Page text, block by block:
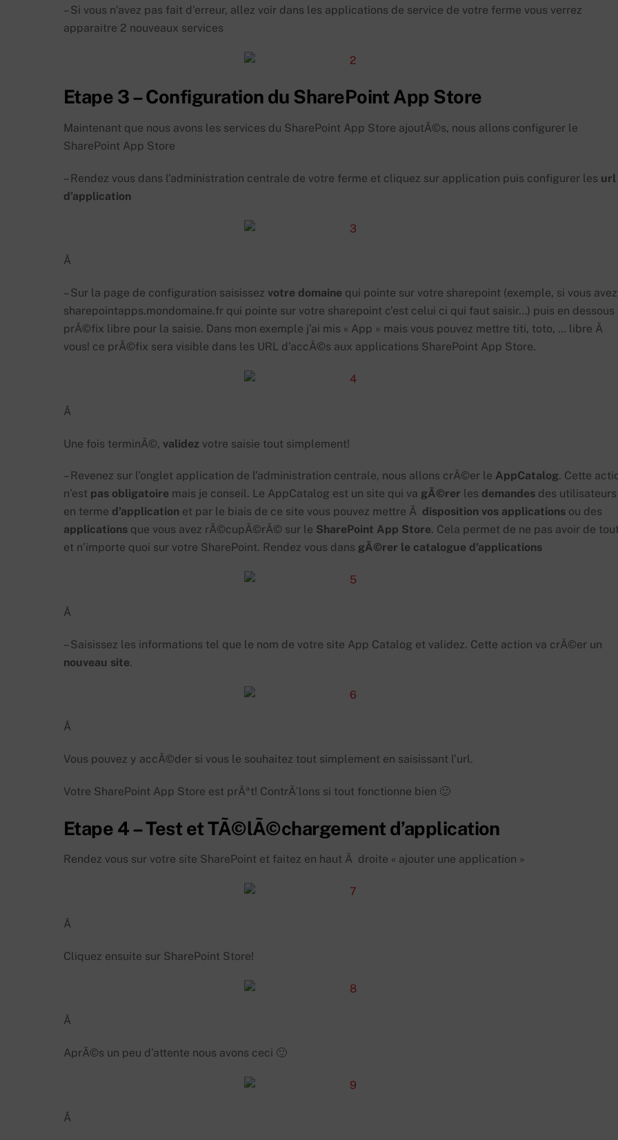
– Si vous n’avez pas fait d’erreur, allez voir dans les applications de service de votre ferme vous verrez
apparaitre 2 nouveaux services
Etape 3 – Configuration du SharePoint App Store
Maintenant que nous avons les services du SharePoint App Store ajoutÃ©s, nous allons configurer le
SharePoint App Store
– Rendez vous dans l’administration centrale de votre ferme et cliquez sur application puis configurer les url
d’application
Â
– Sur la page de configuration saisissez votre domaine qui pointe sur votre sharepoint (exemple, si vous avez
sharepointapps.mondomaine.fr qui pointe sur votre sharepoint c’est celui ci qui faut saisir…) puis en dessous
prÃ©fix libre pour la saisie. Dans mon exemple j’ai mis « App » mais vous pouvez mettre titi, toto, … libre Ã
vous! ce prÃ©fix sera visible dans les URL d’accÃ©s aux applications SharePoint App Store.
Â
Une fois terminÃ©, validez votre saisie tout simplement!
– Revenez sur l’onglet application de l’administration centrale, nous allons crÃ©er le AppCatalog. Cette
n’est pas obligatoire mais je conseil. Le AppCatalog est un site qui va gÃ©rer les demandes des utilisateurs
en terme d’application et par le biais de ce site vous pouvez mettre Ã disposition vos applications ou des
applications que vous avez rÃ©cupÃ©rÃ© sur le SharePoint App Store. Cela permet de ne pas avoir de
et n’importe quoi sur votre SharePoint. Rendez vous dans gÃ©rer le catalogue d’applications
Â
– Saisissez les informations tel que le nom de votre site App Catalog et validez. Cette action va crÃ©er un
nouveau site.
Â
Vous pouvez y accÃ©der si vous le souhaitez tout simplement en saisissant l’url.
Votre SharePoint App Store est prÃªt! ContrÃ´lons si tout fonctionne bien 🙂
Etape 4 – Test et TÃ©lÃ©chargement d’application
Rendez vous sur votre site SharePoint et faitez en haut Ã droite « ajouter une application »
Â
Cliquez ensuite sur SharePoint Store!
Â
AprÃ©s un peu d’attente nous avons ceci 🙂
Â